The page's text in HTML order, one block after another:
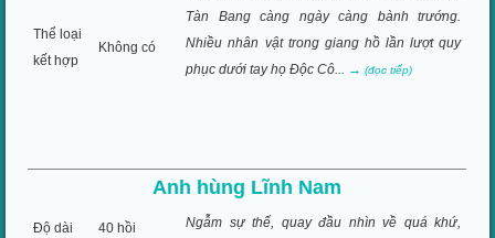
Tàn Bang càng ngày càng bành trướng.
Nhiều nhân vật trong giang hồ lần lượt quy
phục dưới tay họ Ðộc Cô... →(đọc tiếp)
Thể loại
kết hợp
Không có
Anh hùng Lĩnh Nam
Độ dài 40 hồi
Ngẫm sự thế, quay đầu nhìn về quá khứ,